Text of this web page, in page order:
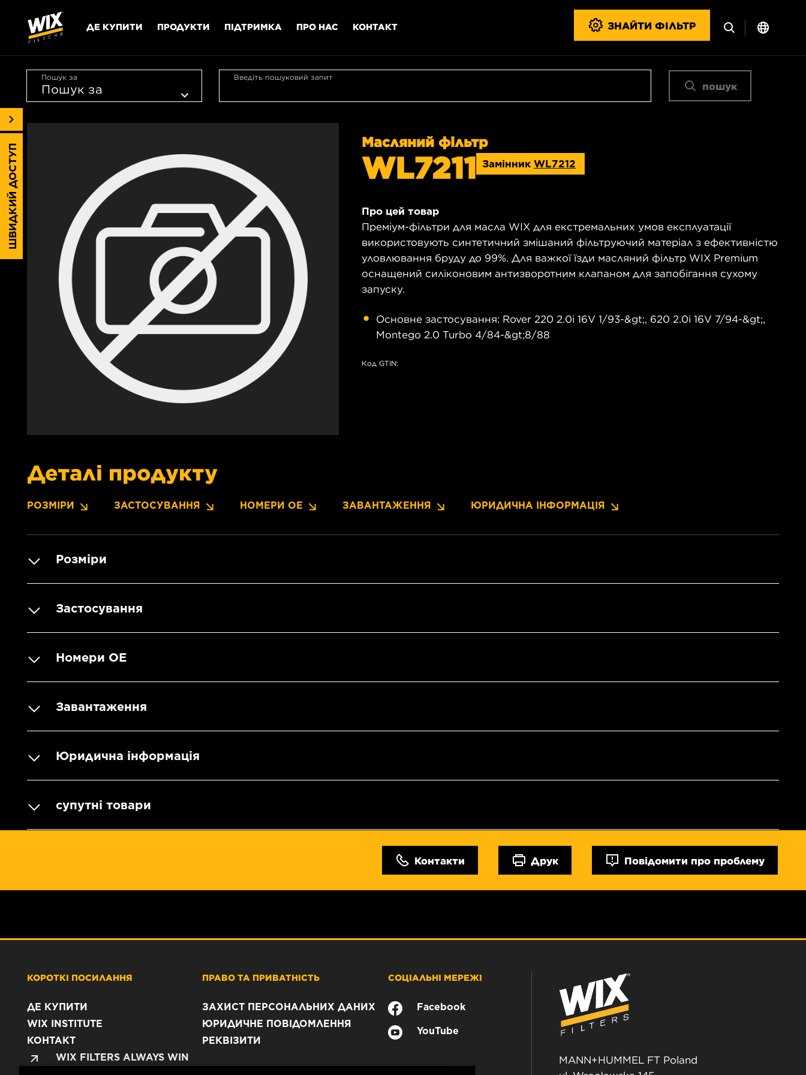
ДЕ КУПИТИ ПРОДУКТИ ПІДТРИМКА ПРО НАС КОНТАКТ ЗНАЙТИ ФІЛЬТР
Пошук за Введіть пошуковий запит
пошук
Масляний фільтр
WL7211 Замінник WL7212
Про цей товар
Преміум-фільтри для масла WIX для екстремальних умов експлуатації
використовують синтетичний змішаний фільтруючий матеріал з ефективністю
уловлювання бруду до 99%. Для важкої їзди масляний фільтр WIX Premium
оснащений силіконовим антизворотним клапаном для запобігання сухому
запуску.
Основне застосування: Rover 220 2.0i 16V 1/93-&gt;, 620 2.0i 16V 7/94-&gt;,
Montego 2.0 Turbo 4/84-&gt;8/88
Код GTIN:
Деталі продукту
РОЗМІРИ ЗАСТОСУВАННЯ НОМЕРИ OE ЗАВАНТАЖЕННЯ ЮРИДИЧНА ІНФОРМАЦІЯ
Розміри
Застосування
Номери OE
Завантаження
Юридична інформація
супутні товари
Контакти Друк Повідомити про проблему
ШВИДКИЙ ДОСТУП
КОРОТКІ ПОСИЛАННЯ
ДЕ КУПИТИ
WIX INSTITUTE
КОНТАКТ
WIX FILTERS ALWAYS WIN
ПРАВО ТА ПРИВАТНІСТЬ
ЗАХИСТ ПЕРСОНАЛЬНИХ ДАНИХ
ЮРИДИЧНЕ ПОВІДОМЛЕННЯ
РЕКВІЗИТИ
СОЦІАЛЬНІ МЕРЕЖІ
Facebook
YouTube
MANN+HUMMEL FT Poland